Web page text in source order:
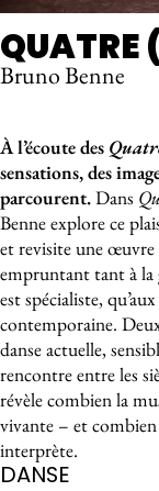
QUATRE
Bruno Benne
À propos
À l’écoute des
sensations, des
parcourent.Dans
Benne explore ce
et revisite une
empruntant tant à la
est spécialiste,
contemporaine.
danse actuelle,
rencontre entre les
révèle combien la
vivante – et
interprète.
DANSE